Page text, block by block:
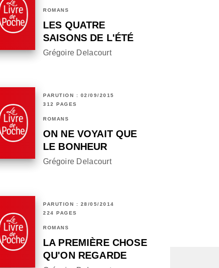
ROMANS
LES QUATRE
SAISONS DE L'ÉTÉ
Grégoire Delacourt
PARUTION : 02/09/2015
312 PAGES
ROMANS
ON NE VOYAIT QUE
LE BONHEUR
Grégoire Delacourt
PARUTION : 28/05/2014
224 PAGES
ROMANS
LA PREMIÈRE CHOSE
QU'ON REGARDE